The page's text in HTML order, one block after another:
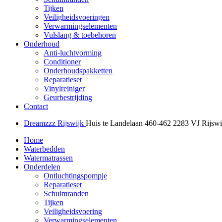
Tijken
Veiligheidsvoeringen
Verwarmingselementen
Vulslang & toebehoren
Onderhoud
Anti-luchtvorming
Conditioner
Onderhoudspakketten
Reparatieset
Vinylreiniger
Geurbestrijding
Contact
Dreamzzz Rijswijk Huis te Landelaan 460-462 2283 VJ
Home
Waterbedden
Watermatrassen
Onderdelen
Ontluchtingspompje
Reparatieset
Schuimranden
Tijken
Veiligheidsvoering
Verwarmingselementen